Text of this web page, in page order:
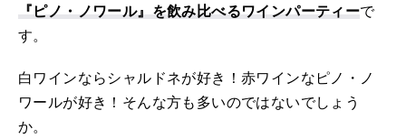
『ピノ・ノワール』を飲み比べるワインパーティーで
す。
白ワインならシャルドネが好き！赤ワインなピノ・ノ
ワールが好き！そんな方も多いのではないでしょう
か。